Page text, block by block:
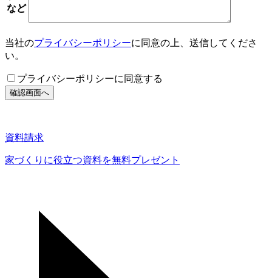
など
当社のプライバシーポリシーに同意の上、送信してくださ
い。
プライバシーポリシーに同意する
資料請求
家づくりに役立つ資料を無料プレゼント